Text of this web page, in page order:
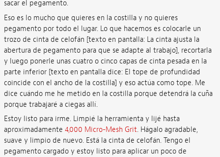
sacar el pegamento.
Eso es lo mucho que quieres en la costilla y no quieres
pegamento por todo el lugar. Lo que hacemos es colocarle un
trozo de cinta de celofán [texto en pantalla: La cinta ajusta la
abertura de pegamento para que se adapte al trabajo], recortarla
y luego ponerle unas cuatro o cinco capas de cinta pesada en la
parte inferior [texto en pantalla dice: El tope de profundidad
coincide con el ancho de la costilla] y eso actúa como tope. Me
dice cuándo me he metido en la costilla porque detendrá la cuña
porque trabajaré a ciegas allí.
Estoy listo para irme. Limpié la herramienta y lijé hasta
aproximadamente 4,000 Micro-Mesh Grit. Hágalo agradable,
suave y limpio de nuevo. Está la cinta de celofán. Tengo el
pegamento cargado y estoy listo para aplicar un poco de